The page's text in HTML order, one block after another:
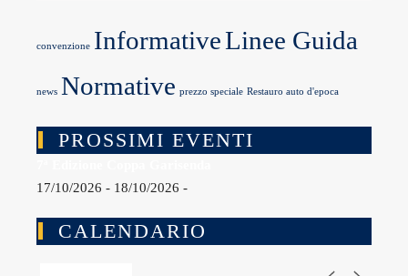
convenzione InformativeLinee Guida
news Normative prezzo speciale Restauro auto d'epoca
PROSSIMI EVENTI
17/10/2026 - 18/10/2026 -
CALENDARIO